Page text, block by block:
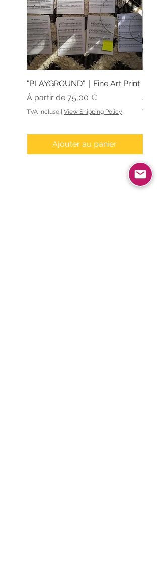
"PLAYGROUND"｜Fine Art Print
À partir de 75,00 €
Prix promotionnel
TVA Incluse View Shipping Policy
Ajouter au panier
À
Prix
TVA